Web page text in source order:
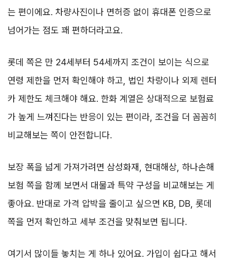
는 편이에요. 차량사진이나 면허증 없이 휴대폰 인증으로
넘어가는 점도 꽤 편하더라고요.
롯데 쪽은 만 24세부터 54세까지 조건이 보이는 식으로
연령 제한을 먼저 확인해야 하고, 법인 차량이나 외제 렌터
카 제한도 체크해야 해요. 한화 계열은 상대적으로 보험료
가 높게 느껴진다는 반응이 있는 편이라, 조건을 더 꼼꼼히
비교해보는 쪽이 안전합니다.
보장 폭을 넓게 가져가려면 삼성화재, 현대해상, 하나손해
보험 쪽을 함께 보면서 대물과 특약 구성을 비교해보는 게
좋아요. 반대로 가격 압박을 줄이고 싶으면 KB, DB, 롯데
쪽을 먼저 확인하고 세부 조건을 맞춰보면 됩니다.
여기서 많이들 놓치는 게 하나 있어요. 가입이 쉽다고 해서